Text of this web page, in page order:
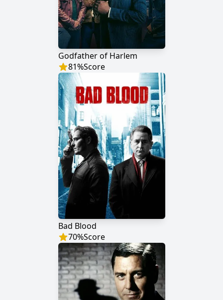
Godfather of Harlem
81%Score
Bad Blood
70%Score